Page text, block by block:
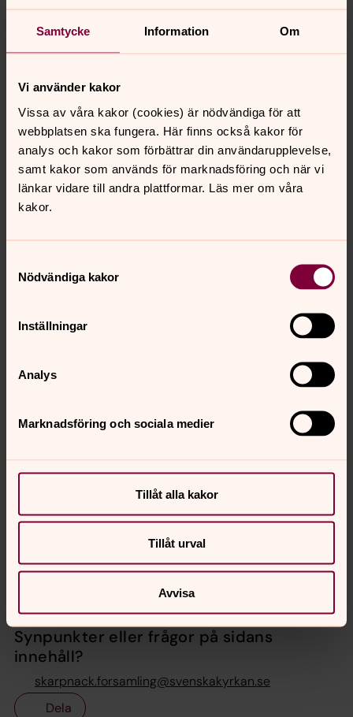
Samtycke Information Om
Vi använder kakor
Vissa av våra kakor (cookies) är nödvändiga för att
webbplatsen ska fungera. Här finns också kakor för
analys och kakor som förbättrar din användarupplevelse,
samt kakor som används för marknadsföring och när vi
länkar vidare till andra plattformar. Läs mer om våra
kakor.
Nödvändiga kakor
Inställningar
Analys
Marknadsföring och sociala medier
Tillåt alla kakor
Tillåt urval
Avvisa
Annika Cullberg
Mikael Zackrisson
Inger Nilsson
Vivianne Jansson
ERSÄTTARE
Stefan Gadd Dahlgren
Anna Malmqvist
Mikael Brundin
5 mandat (varav 4 obesatta)
ORDINARIE
Politiskt obundna i Svenska Kyrkan (POSK)
Lars Gonzales Carlson
Kristina Lindmark
Anders Lindmark
Synpunkter eller frågor på sidans
innehåll?
skarpnack.forsamling@svenskakyrkan.se
Dela